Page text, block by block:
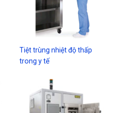
Tiệt trùng nhiệt độ thấp
trong y tế